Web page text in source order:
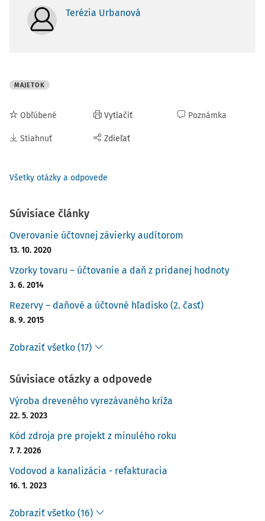
Terézia Urbanová
MAJETOK
Obľúbené
Stiahnuť
Vytlačiť
Zdieľať
Poznámka
Všetky otázky a odpovede
Súvisiace články
Overovanie účtovnej závierky audítorom
13. 10. 2020
Vzorky tovaru – účtovanie a daň z pridanej hodnoty
3. 6. 2014
Rezervy – daňové a účtovné hľadisko (2. časť)
8. 9. 2015
Zobraziť všetko (17)
Súvisiace otázky a odpovede
Výroba dreveného vyrezávaného kríža
22. 5. 2023
Kód zdroja pre projekt z minulého roku
7. 7. 2026
Vodovod a kanalizácia - refakturacia
16. 1. 2023
Zobraziť všetko (16)